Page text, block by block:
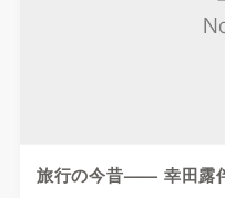
旅行の今昔—— 幸田露